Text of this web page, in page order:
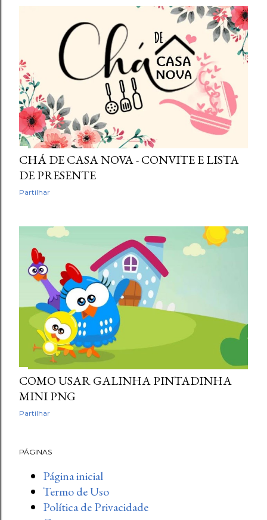
CHÁ DE CASA NOVA - CONVITE E LISTA
DE PRESENTE
Partilhar
COMO USAR GALINHA PINTADINHA
MINI PNG
Partilhar
PÁGINAS
Página inicial
Termo de Uso
Política de Privacidade